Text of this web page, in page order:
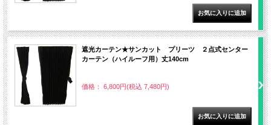
遮光カーテン★サンカット プリーツ ２点式センター
カーテン（ハイルーフ用）丈140cm
価格： 6,800円(税込 7,480円)